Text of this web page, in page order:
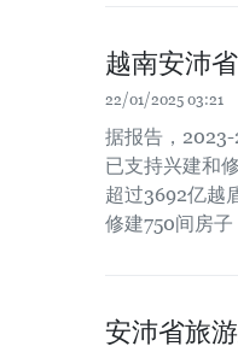
越南安沛
22/01/2025 03:21
据报告，
已支持兴建和
超过3692亿越
修建750间房子
安沛省旅